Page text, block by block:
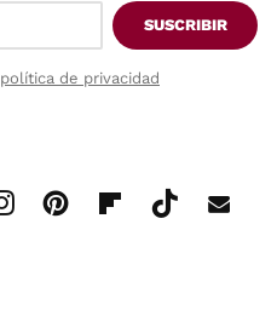
SUSCRIBIR
política de privacidad